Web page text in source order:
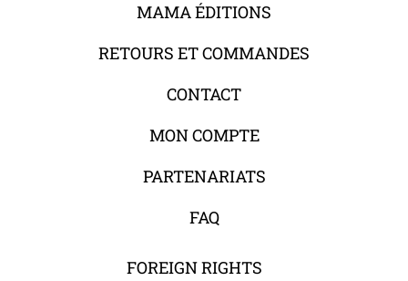
MAMA ÉDITIONS
RETOURS ET COMMANDES
CONTACT
MON COMPTE
PARTENARIATS
FAQ
FOREIGN RIGHTS